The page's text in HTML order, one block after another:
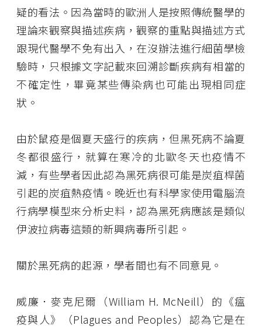
疑的看法。因為當時的歐洲人是按照傳統醫學的
理論來觀察與描述疾病，觀察的重點與描述方式
跟現代醫學不免有出入，在沒辦法進行細菌學檢
驗時，只根據文字記載來回溯診斷疾病有相當的
不確定性，畢竟某些傳染病也可能出現相同症
狀。
由於鼠疫是個夏天盛行的疾病，但黑死病不論夏
冬都很盛行，就算在寒冷的北歐冬天也疫情不
減，有些學者因此認為黑死病很可能是炭疽桿菌
引起的炭疽熱疫情。晚近也有科學家使用電腦流
行病學模型來分析史料，認為黑死病應該是類似
伊波拉病毒這類的新興病毒所引起。
關於黑死病的起源，學者間也有不同意見。
威廉．麥克尼爾（William H. McNeill）的《瘟
疫與人》（Plagues and Peoples）認為它是在